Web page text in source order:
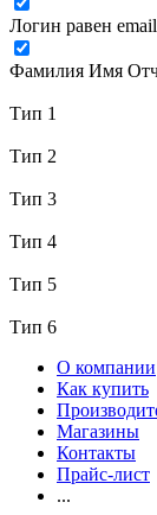
Логин равен
Фамилия Имя
Тип 1
Тип 2
Тип 3
Тип 4
Тип 5
Тип 6
О компании
Как купить
Магазины
Контакты
Прайс-лист
...